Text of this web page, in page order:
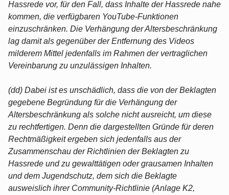
Hassrede vor, für den Fall, dass Inhalte der Hassrede nahe
kommen, die verfügbaren YouTube-Funktionen
einzuschränken. Die Verhängung der Altersbeschränkung
lag damit als gegenüber der Entfernung des Videos
milderem Mittel jedenfalls im Rahmen der vertraglichen
Vereinbarung zu unzulässigen Inhalten.
(dd) Dabei ist es unschädlich, dass die von der Beklagten
gegebene Begründung für die Verhängung der
Altersbeschränkung als solche nicht ausreicht, um diese
zu rechtfertigen. Denn die dargestellten Gründe für deren
Rechtmäßigkeit ergeben sich jedenfalls aus der
Zusammenschau der Richtlinien der Beklagten zu
Hassrede und zu gewalttätigen oder grausamen Inhalten
und dem Jugendschutz, dem sich die Beklagte
ausweislich ihrer Community-Richtlinie (Anlage K2,